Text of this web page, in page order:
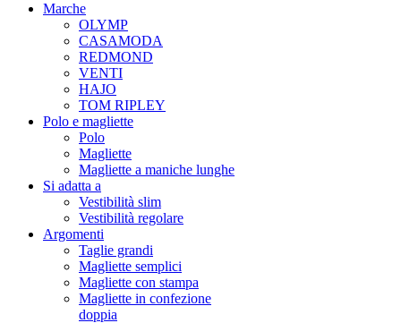
Marche
OLYMP
CASAMODA
REDMOND
VENTI
HAJO
TOM RIPLEY
Polo e magliette
Polo
Magliette
Magliette a maniche lunghe
Si adatta a
Vestibilità slim
Vestibilità regolare
Argomenti
Taglie grandi
Magliette semplici
Magliette con stampa
Magliette in confezione
doppia